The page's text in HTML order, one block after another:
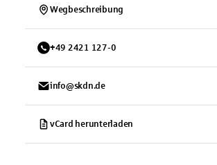
Wegbeschreibung
+49 2421 127-0
info@skdn.de
vCard herunterladen